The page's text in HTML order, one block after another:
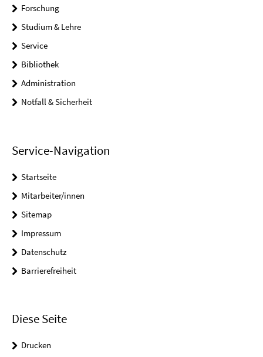
Forschung
Studium & Lehre
Service
Bibliothek
Administration
Notfall & Sicherheit
Service-Navigation
Startseite
Mitarbeiter/innen
Sitemap
Impressum
Datenschutz
Barrierefreiheit
Diese Seite
Drucken